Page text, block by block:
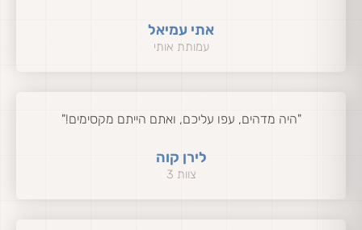
אתי עמיאל
עמותת אותי
"היה מדהים, עפו עליכם, ואתם הייתם מקסימים!"
לירן קוה
צוות 3